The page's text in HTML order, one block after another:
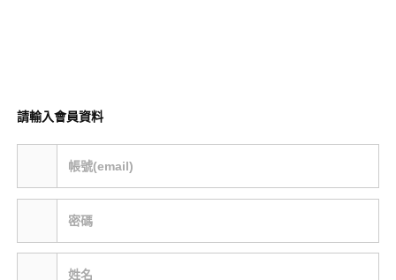
請輸入會員資料
帳號(email)
密碼
姓名